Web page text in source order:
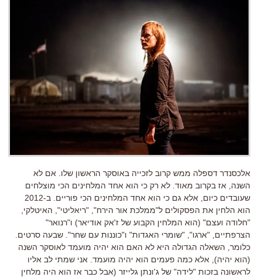
אלכסנדר דספלה ממש קרוב לזכייה באוסקר הראשון שלו. אם לא
השנה, אז בקרוב מאוד. לא רק כי הוא אחד המלחינים הכי מוצלחים
שעובדים כיום, אלא גם כי הוא אחד המלחינים הכי פוריים. ב-2012
הוא הלחין את הפסקולים ל"ממלכת אור הירח", "ריאליטי", האיטלקי,
"חלודה ועצם" (הוא המלחין הקבוע של ז'אק אודיאר) ו"רנואר"
הצרפתיים, "ארגו", "שומרי האגדות" ו"כוננות עם שחר". שבעה סרטים.
כלומר, השאלה הגדולה היא לא האם הוא יהיה מועמד לאוסקר השנה
(הוא יהיה), אלא כמה פעמים הוא יהיה מועמד. אני שמתי לב אליו
לראשונה בזכות "לידה" של ג'ונתן גלייזר (אבל כבר אז הוא היה מלחין